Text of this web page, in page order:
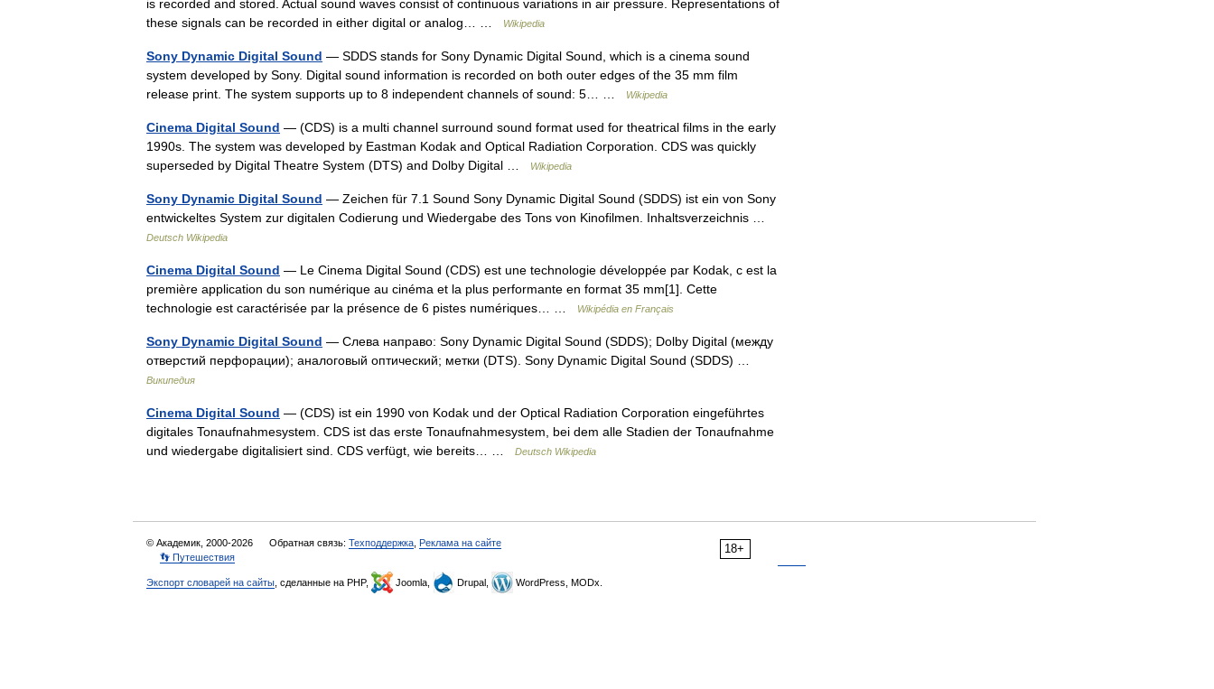
is recorded and stored. Actual sound waves consist of continuous variations in air pressure. Representations of
these signals can be recorded in either digital or analog… …
Wikipedia
Sony Dynamic Digital Sound — SDDS stands for Sony Dynamic Digital Sound, which is a cinema sound
system developed by Sony. Digital sound information is recorded on both outer edges of the 35 mm film
release print. The system supports up to 8 independent channels of sound: 5… …
Wikipedia
Cinema Digital Sound — (CDS) is a multi channel surround sound format used for theatrical films in the early
1990s. The system was developed by Eastman Kodak and Optical Radiation Corporation. CDS was quickly
superseded by Digital Theatre System (DTS) and Dolby Digital …
Wikipedia
Sony Dynamic Digital Sound — Zeichen für 7.1 Sound Sony Dynamic Digital Sound (SDDS) ist ein von Sony
entwickeltes System zur digitalen Codierung und Wiedergabe des Tons von Kinofilmen. Inhaltsverzeichnis …
Deutsch Wikipedia
Cinema Digital Sound — Le Cinema Digital Sound (CDS) est une technologie développée par Kodak, c est la
première application du son numérique au cinéma et la plus performante en format 35 mm[1]. Cette
technologie est caractérisée par la présence de 6 pistes numériques… …
Wikipédia en Français
Sony Dynamic Digital Sound — Слева направо: Sony Dynamic Digital Sound (SDDS); Dolby Digital (между
отверстий перфорации); аналоговый оптический; метки (DTS). Sony Dynamic Digital Sound (SDDS) …
Википедия
Cinema Digital Sound — (CDS) ist ein 1990 von Kodak und der Optical Radiation Corporation eingeführtes
digitales Tonaufnahmesystem. CDS ist das erste Tonaufnahmesystem, bei dem alle Stadien der Tonaufnahme
und wiedergabe digitalisiert sind. CDS verfügt, wie bereits… …
Deutsch Wikipedia
18+
© Академик, 2000-2026 Обратная связь: Техподдержка Реклама на сайте
👣 Путешествия
Экспорт словарей на сайты , сделанные на PHP, Joomla, Drupal, WordPress, MODx.